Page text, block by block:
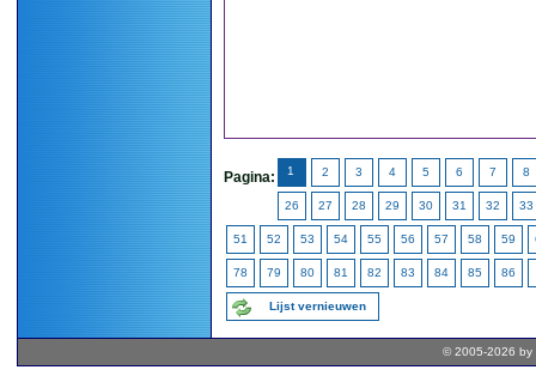
Pagina: 1 2 3 4 5 6 7 8
26 27 28 29 30 31 32 33
51 52 53 54 55 56 57 58 59
78 79 80 81 82 83 84 85 86
Lijst vernieuwen
© 2005-2026 by